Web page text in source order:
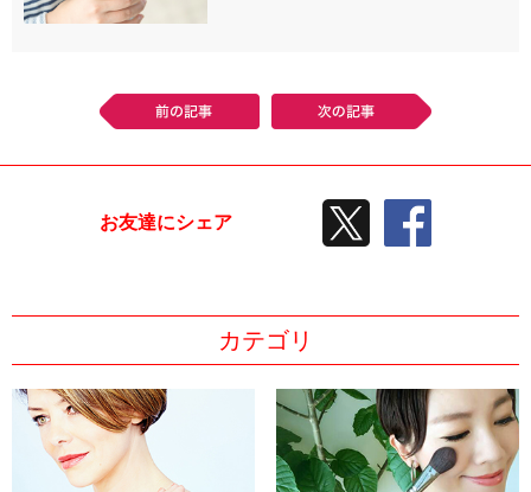
前の記事
お友達にシェア
TWEETする
カテゴリ